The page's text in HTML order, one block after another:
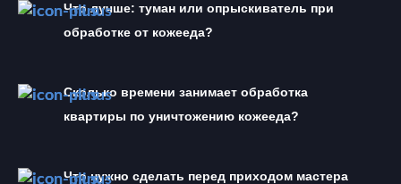
Что лучше: туман или опрыскиватель при
обработке от кожееда?
Сколько времени занимает обработка
квартиры по уничтожению кожееда?
Что нужно сделать перед приходом мастера